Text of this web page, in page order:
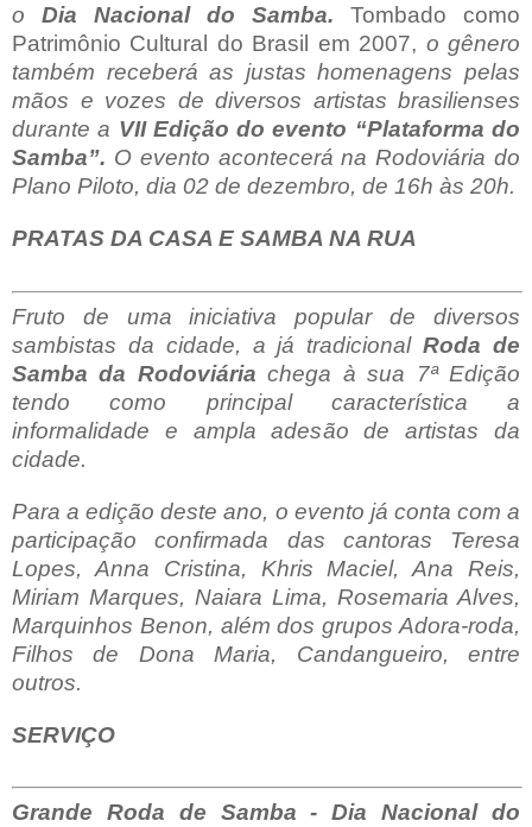
o Dia Nacional do Samba. Tombado como
Patrimônio Cultural do Brasil em 2007, o gênero
também receberá as justas homenagens pelas
mãos e vozes de diversos artistas brasilienses
durante a VII Edição do evento “Plataforma do
Samba”. O evento acontecerá na Rodoviária do
Plano Piloto, dia 02 de dezembro, de 16h às 20h.
PRATAS DA CASA E SAMBA NA RUA
Fruto de uma iniciativa popular de diversos
sambistas da cidade, a já tradicionalRoda de
Samba da Rodoviária chega à sua 7ª Edição
tendo como principal característica a
informalidade e ampla adesão de artistas da
cidade.
Para a edição deste ano, o evento já conta com a
participação confirmada das cantoras Teresa
Lopes, Anna Cristina, Khris Maciel, Ana Reis,
Miriam Marques, Naiara Lima, Rosemaria Alves,
Marquinhos Benon, além dos grupos Adora-roda,
Filhos de Dona Maria, Candangueiro, entre
outros.
SERVIÇO
Grande Roda de Samba - Dia Nacional do